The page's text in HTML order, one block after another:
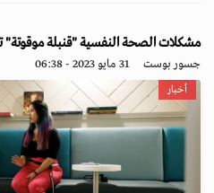
مشكلات الصحة النفسية "قنبلة موقوتة"
جسور بوست 31 مايو 2023 - 06:38
أخبار